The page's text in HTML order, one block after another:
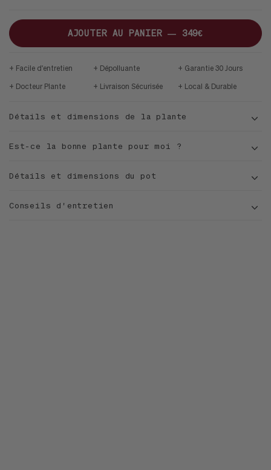
AJOUTER AU PANIER — 349€
Facile d'entretien Dépolluante Garantie 30 Jours
Docteur Plante Livraison Sécurisée Local & Durable
Détails et dimensions de la plante
Est-ce la bonne plante pour moi ?
Détails et dimensions du pot
Conseils d'entretien